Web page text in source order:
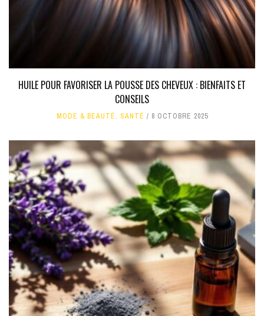
HUILE POUR FAVORISER LA POUSSE DES CHEVEUX : BIENFAITS ET
CONSEILS
MODE & BEAUTÉ, SANTÉ 8 OCTOBRE 2025